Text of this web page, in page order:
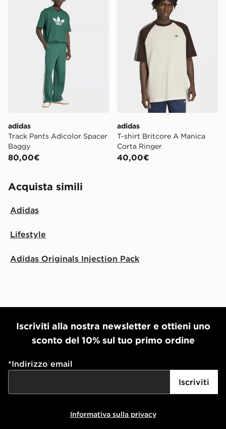
adidas
Track Pants Adicolor Spacer
Baggy
80,00€
adidas
T-shirt Britcore A Manica
Corta Ringer
40,00€
Acquista simili
Adidas
Lifestyle
Adidas Originals Injection Pack
Iscriviti alla nostra newsletter e ottieni uno
sconto del 10% sul tuo primo ordine
*Indirizzo email
Iscriviti
Informativa sulla privacy